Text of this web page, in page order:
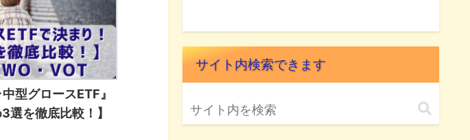
型グロースETF』
選を徹底比較！】
サイト内検索できます